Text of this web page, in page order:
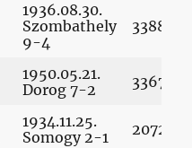
1936.08.30.
Szombathely
9-4
3388
1950.05.21.
Dorog 7-2
3367
1934.11.25.
Somogy 2-1
2072